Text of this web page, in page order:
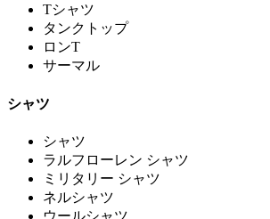
Tシャツ
タンクトップ
ロンT
サーマル
シャツ
シャツ
ラルフローレン シャツ
ミリタリー シャツ
ネルシャツ
ウールシャツ